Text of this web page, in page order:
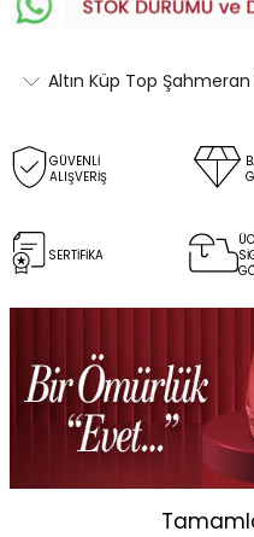
Altın Küp Top Şahmeran
GÜVENLİ
ALIŞVERİŞ
SERTİFİKA